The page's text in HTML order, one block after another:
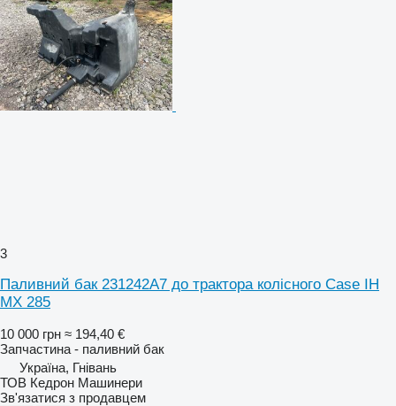
3
Паливний бак 231242A7 до трактора колісного Case IH
MX 285
10 000 грн ≈ 194,40 €
Запчастина - паливний бак
Україна, Гнівань
ТОВ Кедрон Машинери
Зв'язатися з продавцем